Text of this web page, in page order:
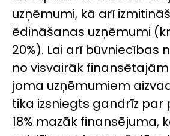
uzņēmumi, kā arī
ēdināšanas uzņēmumi
20%). Lai arī būvniecības
no visvairāk
joma uzņēmumiem
tika izsniegts gandrīz par
18% mazāk finansējuma,